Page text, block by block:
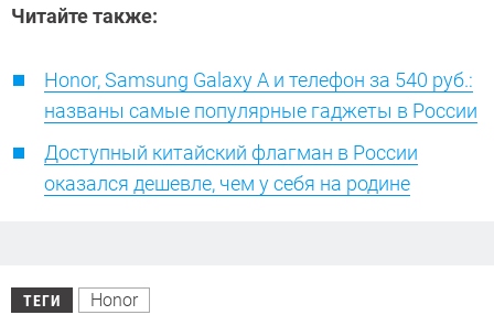
Читайте также:
Honor, Samsung Galaxy A и телефон за 540 руб.:
названы самые популярные гаджеты в России
Доступный китайский флагман в России
оказался дешевле, чем у себя на родине
ТЕГИ Honor